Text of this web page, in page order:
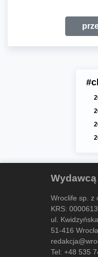
Wroclife sp. z
KRS:
ul.
51-416
Tel: +48 535